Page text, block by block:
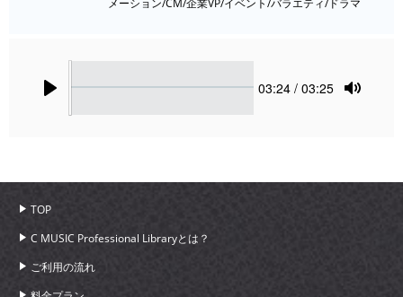
メーション/CM/企業VP/イベント/バラエティ/ドラマ
Current
03:24 / 03:25
TOP
C MUSIC Professional Libraryとは？
ご利用の流れ